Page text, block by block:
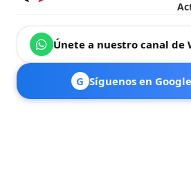
Únete a nuestro canal de
G Síguenos en